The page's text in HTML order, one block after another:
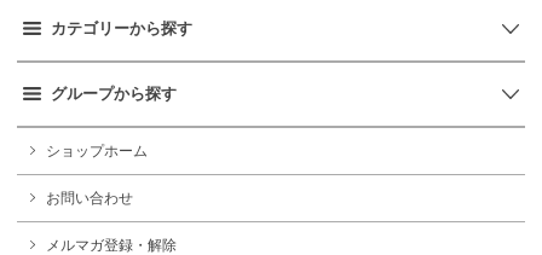
カテゴリーから探す
グループから探す
ショップホーム
お問い合わせ
メルマガ登録・解除